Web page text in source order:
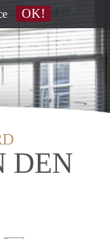
DEN
OK!